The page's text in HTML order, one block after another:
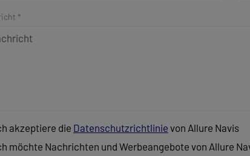
*
akzeptiere die Datenschutzrichtlinie von Allure Navis
möchte Nachrichten und Werbeangebote von Allure